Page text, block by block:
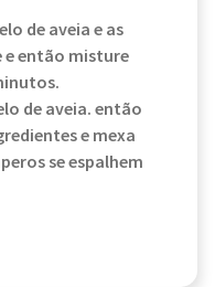
de aveia e as
e então misture
de aveia. então
e mexa
se espalhem